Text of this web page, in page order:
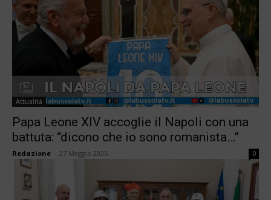
Attualità
Papa Leone XIV accoglie il Napoli con una
battuta: “dicono che io sono romanista…”
Redazione 27 Maggio 2025 0